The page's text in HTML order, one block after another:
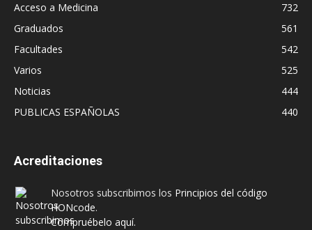
Acceso a Medicina
732
Graduados
561
Facultades
542
Varios
525
Noticias
444
PUBLICAS ESPAÑOLAS
440
Acreditaciones
Nosotros subscribimos los Principios del código
HONcode.
Compruébelo aquí.